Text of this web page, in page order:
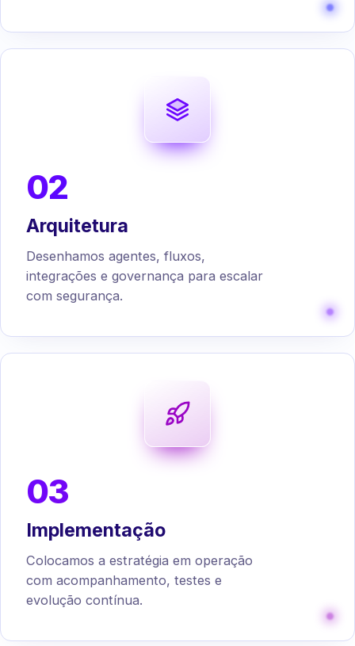
02
Arquitetura
Desenhamos agentes, fluxos,
integrações e governança para escalar
com segurança.
03
Implementação
Colocamos a estratégia em operação
com acompanhamento, testes e
evolução contínua.